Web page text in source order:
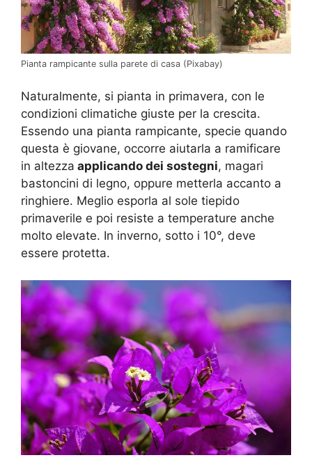
Pianta rampicante sulla parete di casa (Pixabay)
Naturalmente, si pianta in primavera, con le
condizioni climatiche giuste per la crescita.
Essendo una pianta rampicante, specie quando
questa è giovane, occorre aiutarla a ramificare
in altezza applicando dei sostegni, magari
bastoncini di legno, oppure metterla accanto a
ringhiere. Meglio esporla al sole tiepido
primaverile e poi resiste a temperature anche
molto elevate. In inverno, sotto i 10°, deve
essere protetta.